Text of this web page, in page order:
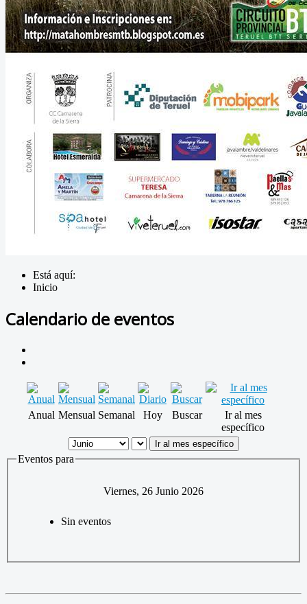
Está aquí:
Inicio
Calendario de eventos
Anual Mensual Semanal Hoy Buscar
Ir al mes
específico
Ir al mes específico
Eventos para
Viernes, 26 Junio 2026
Sin eventos